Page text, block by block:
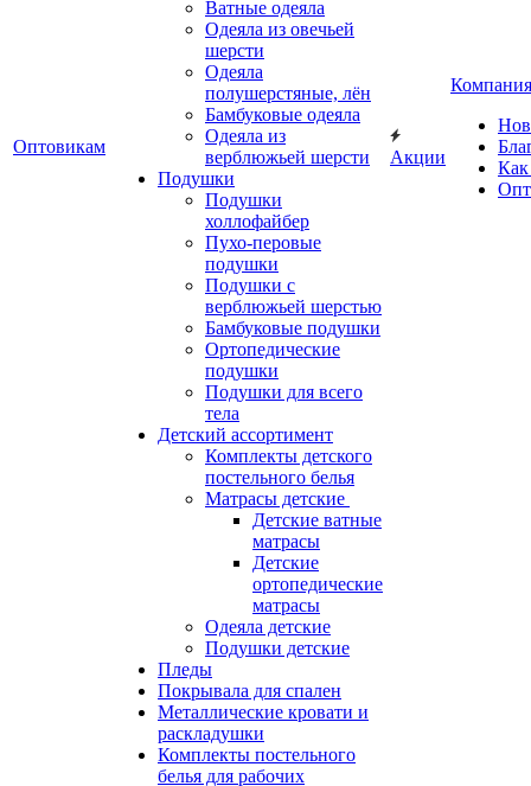
Оптовикам
Ватные одеяла
Одеяла из овечьей
шерсти
Одеяла
полушерстяные, лён
Бамбуковые одеяла
Одеяла из
верблюжьей шерсти
Подушки
Подушки
холлофайбер
Пухо-перовые
подушки
Подушки с
верблюжьей шерстью
Бамбуковые подушки
Ортопедические
подушки
Подушки для всего
тела
Детский ассортимент
Комплекты детского
постельного белья
Матрасы детские
Детские ватные
матрасы
Детские
ортопедические
матрасы
Одеяла детские
Подушки детские
Пледы
Покрывала для спален
Металлические кровати и
раскладушки
Комплекты постельного
белья для рабочих
Акции
Компания
Как